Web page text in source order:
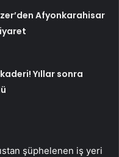
Afyonkarahisar
Yıllar sonra
şüphelenen iş yeri